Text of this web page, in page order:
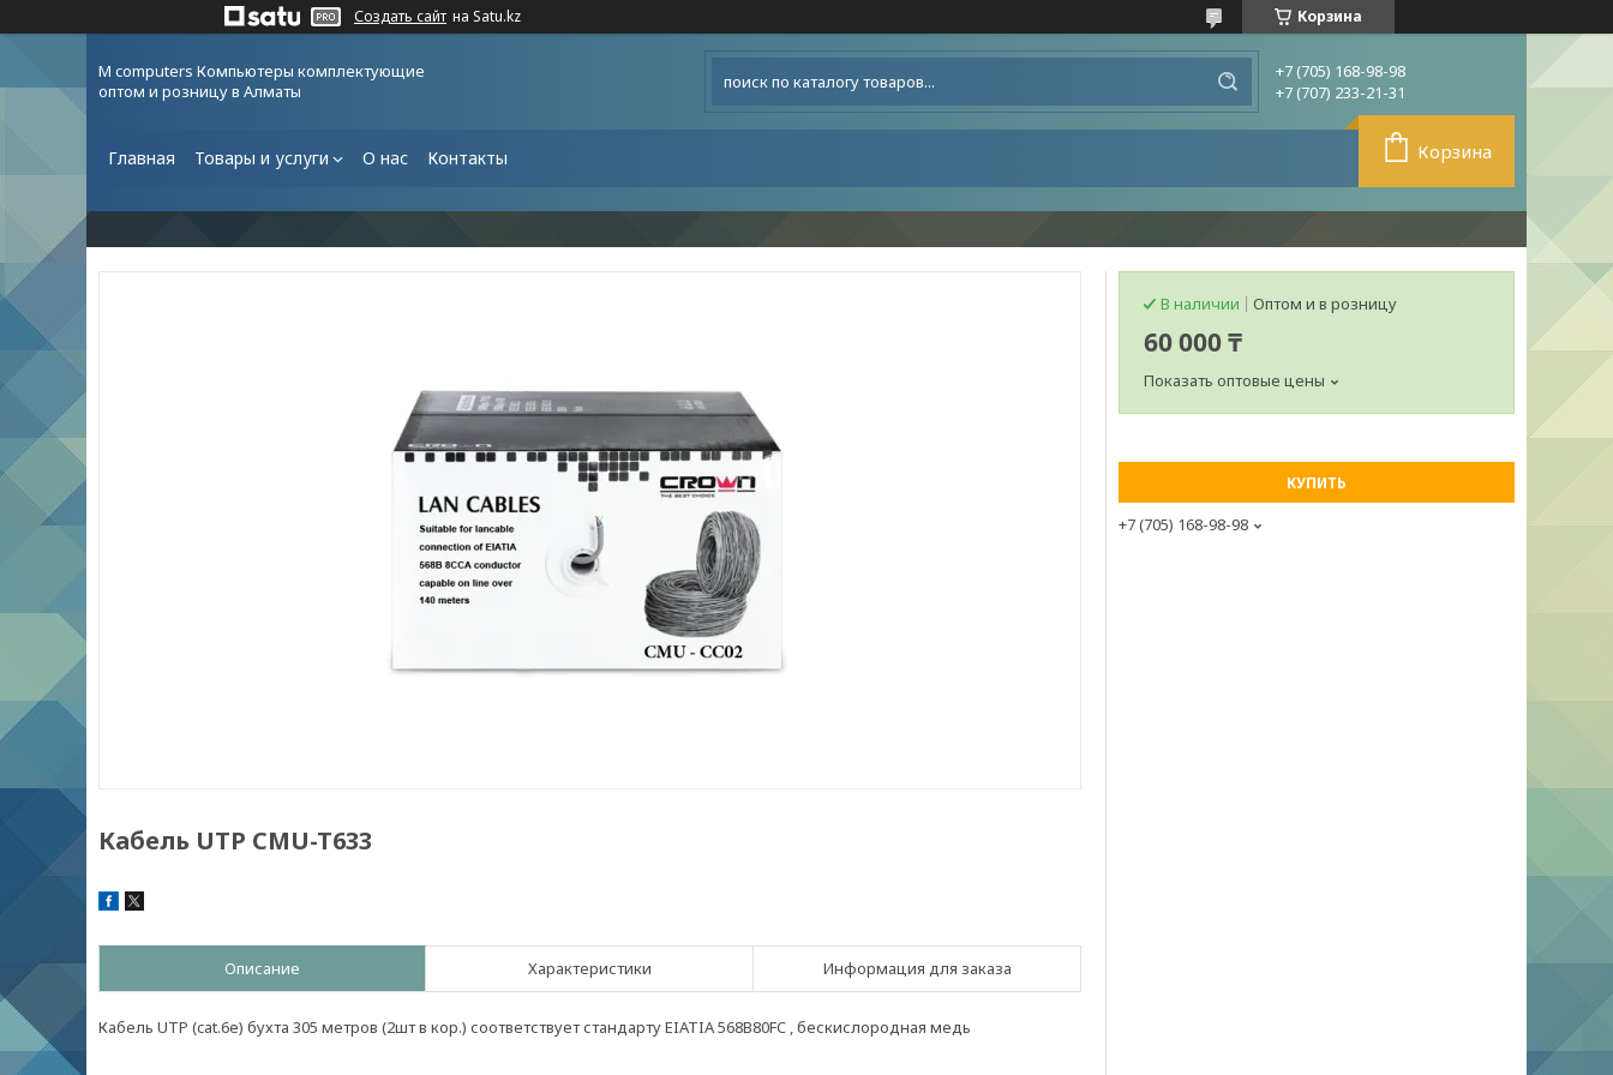
Создать сайт на Satu.kz Корзина
M computers Компьютеры комплектующие
оптом и розницу в Алматы
+7 (705) 168-98-98
+7 (707) 233-21-31
Главная Товары и услуги О нас Контакты Корзина
Кабель UTP CMU-T633
Описание Характеристики Информация для заказа
Кабель UTP (cat.6e) бухта 305 метров (2шт в кор.) соответствует стандарту EIATIA 568B80FC , бескислородная медь
В наличии Оптом и в розницу
60 000 ₸
Показать оптовые цены
КУПИТЬ
+7 (705) 168-98-98